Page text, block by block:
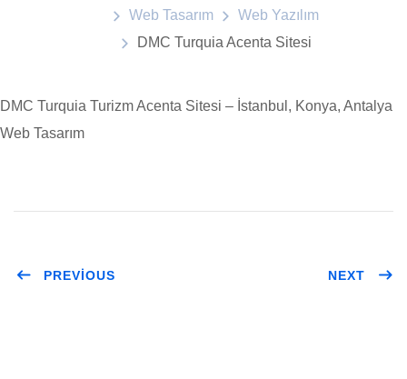
Web Tasarım
Web Yazılım
DMC Turquia Acenta Sitesi
DMC Turquia Turizm Acenta Sitesi – İstanbul, Konya, Antalya
Web Tasarım
PREVIOUS NEXT